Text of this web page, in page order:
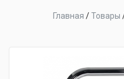
Главная /Товары